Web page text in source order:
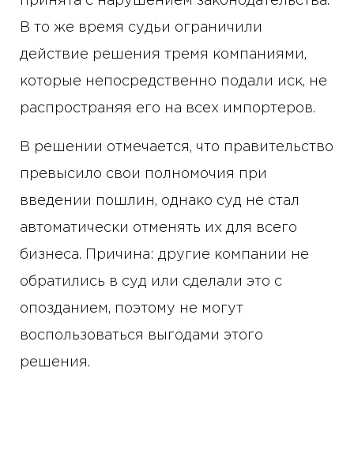
В то же время судьи ограничили
действие решения тремя компаниями,
которые непосредственно подали иск, не
распространяя его на всех импортеров.
В решении отмечается, что правительство
превысило свои полномочия при
введении пошлин, однако суд не стал
автоматически отменять их для всего
бизнеса. Причина: другие компании не
обратились в суд или сделали это с
опозданием, поэтому не могут
воспользоваться выгодами этого
решения.